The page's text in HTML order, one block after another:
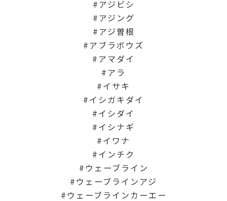
アジビシ
アジング
アジ曽根
アブラボウズ
アマダイ
アラ
イサキ
イシガキダイ
イシダイ
イシナギ
イワナ
インチク
ウェーブライン
ウェーブラインアジ
ウェーブラインカーエー